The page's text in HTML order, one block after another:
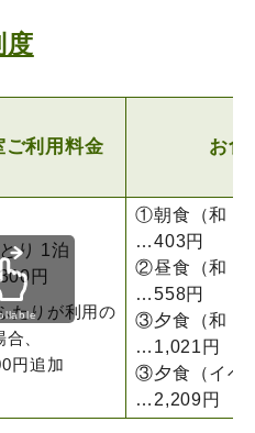
度
ご利用料金 お食
り 1泊
円
たりが利用の
合、
円追加
①朝食（和・
…403円
②昼食（和・
…558円
③夕食（和・
…1,021円
③夕食（イベ
…2,209円